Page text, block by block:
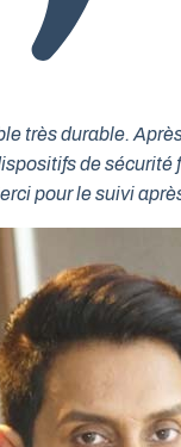
très durable.
de sécurité
pour le suivi